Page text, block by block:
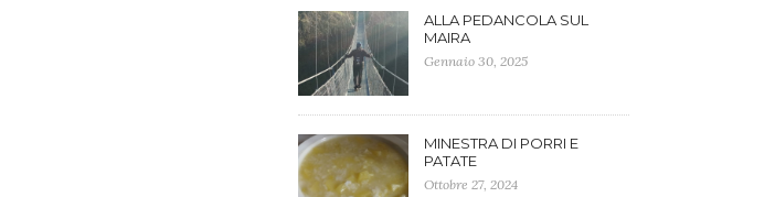
ALLA PEDANCOLA SUL
MAIRA
Gennaio 30, 2025
MINESTRA DI PORRI E
PATATE
Ottobre 27, 2024